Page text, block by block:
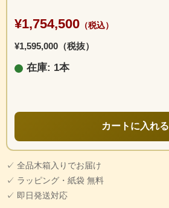
¥1,754,500 （税込）
¥1,595,000（税抜）
在庫: 1本
カートに入れる
✓ 全品木箱入りでお届け
✓ ラッピング・紙袋 無料
✓ 即日発送対応